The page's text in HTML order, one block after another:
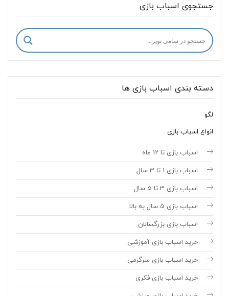
جستجوی اسباب بازی
دسته بندی اسباب بازی ها
لگو
انواع اسباب بازی
اسباب بازی تا 12 ماه
اسباب بازی 1 تا 3 سال
اسباب بازی 3 تا 5 سال
اسباب بازی 5 سال به بالا
اسباب بازی بزرگسالان
خرید اسباب بازی آموزشی
خرید اسباب بازی سرگرمی
خرید اسباب بازی فکری